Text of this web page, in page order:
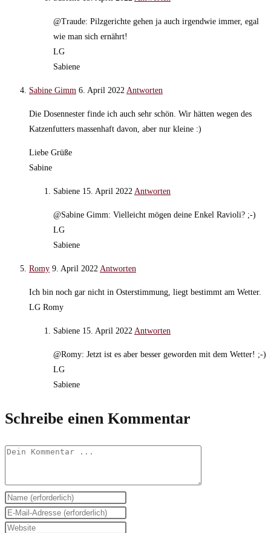
@Traude: Pilzgerichte gehen ja auch irgendwie immer, egal
wie man sich ernährt!
LG
Sabiene
Sabine Gimm 6. April 2022 Antworten
Die Dosennester finde ich auch sehr schön. Wir hätten wegen des
Katzenfutters massenhaft davon, aber nur kleine :)
Liebe Grüße
Sabine
Sabiene 15. April 2022 Antworten
@Sabine Gimm: Vielleicht mögen deine Enkel Ravioli? ;-)
LG
Sabiene
Romy 9. April 2022 Antworten
Ich bin noch gar nicht in Osterstimmung, liegt bestimmt am Wetter.
LG Romy
Sabiene 15. April 2022 Antworten
@Romy: Jetzt ist es aber besser geworden mit dem Wetter! ;-)
LG
Sabiene
Schreibe einen Kommentar
Kommentieren
Gib
deinen
Namen
Gib
deine
Gib